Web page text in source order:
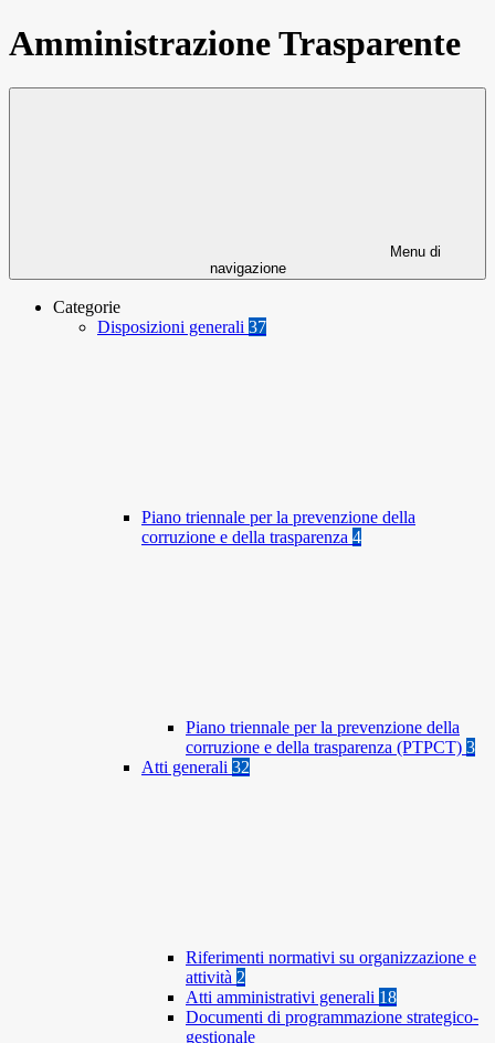
Amministrazione Trasparente
Menu di
navigazione
Categorie
Disposizioni generali 37
Piano triennale per la prevenzione della
corruzione e della trasparenza 4
Piano triennale per la prevenzione della
corruzione e della trasparenza (PTPCT) 3
Atti generali 32
Riferimenti normativi su organizzazione e
attività 2
Atti amministrativi generali 18
Documenti di programmazione strategico-
gestionale